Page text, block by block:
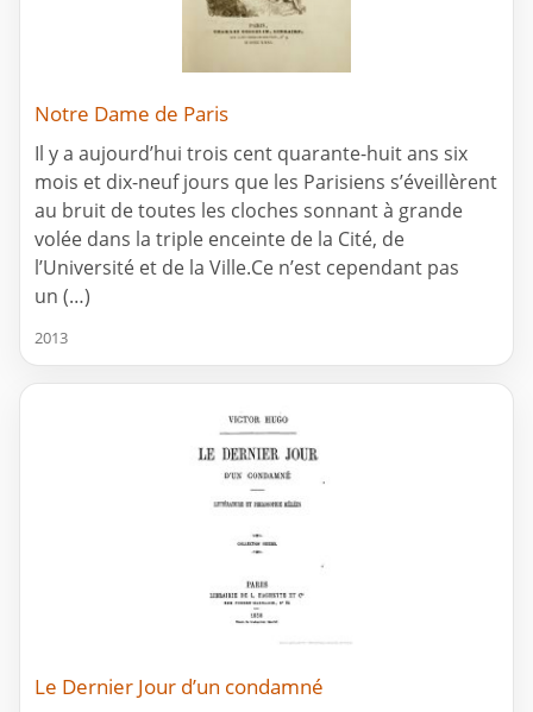
Notre Dame de Paris
Il y a aujourd’hui trois cent quarante-huit ans six
mois et dix-neuf jours que les Parisiens s’éveillèrent
au bruit de toutes les cloches sonnant à grande
volée dans la triple enceinte de la Cité, de
l’Université et de la Ville.Ce n’est cependant pas
un (…)
2013
Le Dernier Jour d’un condamné